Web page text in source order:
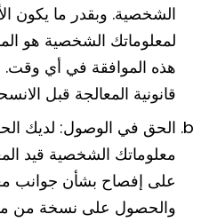
الشخصية. وبقدر ما يكون
لمعلوماتك الشخصية هو
هذه الموافقة في أي وقت.
قانونية المعالجة قبل
الحق في الوصول: لديك
معلوماتك الشخصية قيد
على إفصاح بشأن جوانب
والحصول على نسخة من